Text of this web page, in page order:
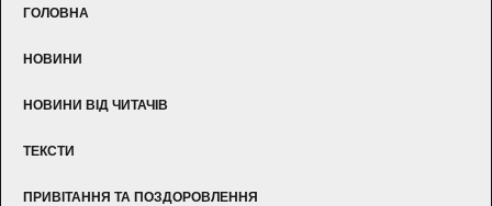
ГОЛОВНА
НОВИНИ
НОВИНИ ВІД ЧИТАЧІВ
ТЕКСТИ
ПРИВІТАННЯ ТА ПОЗДОРОВЛЕННЯ